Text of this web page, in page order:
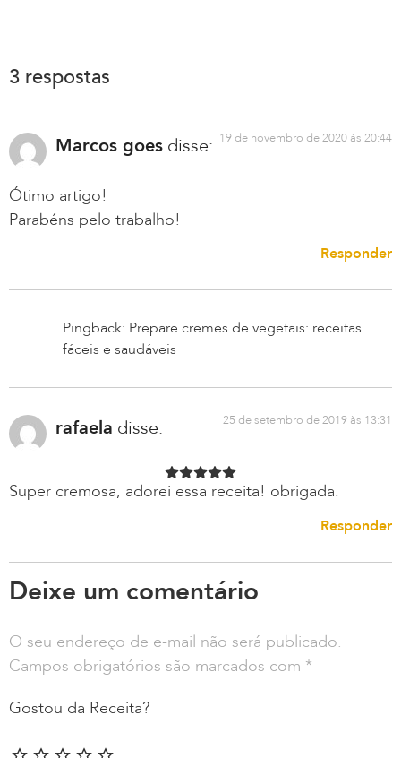
3 respostas
Marcos goes disse: 19 de novembro de 2020 às 20:44
Ótimo artigo!
Parabéns pelo trabalho!
Responder
Pingback: Prepare cremes de vegetais: receitas
fáceis e saudáveis
rafaela disse: 25 de setembro de 2019 às 13:31
Super cremosa, adorei essa receita! obrigada.
Responder
Deixe um comentário
O seu endereço de e-mail não será publicado.
Campos obrigatórios são marcados com *
Gostou da Receita?